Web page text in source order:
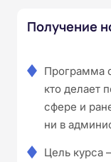
Получение
Программа
кто делает
сфере и
ни в
Цель курса